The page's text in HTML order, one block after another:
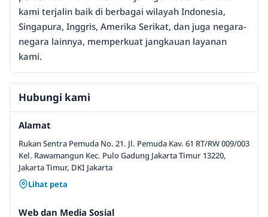
kami terjalin baik di berbagai wilayah Indonesia,
Singapura, Inggris, Amerika Serikat, dan juga negara-
negara lainnya, memperkuat jangkauan layanan
kami.
Hubungi kami
Alamat
Rukan Sentra Pemuda No. 21. Jl. Pemuda Kav. 61 RT/RW 009/003
Kel. Rawamangun Kec. Pulo Gadung Jakarta Timur 13220,
Jakarta Timur, DKI Jakarta
Lihat peta
Web dan Media Sosial